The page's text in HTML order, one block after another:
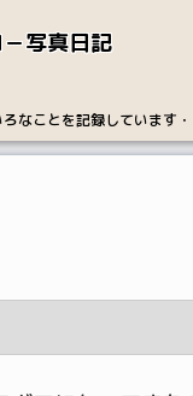
写真日記
なことを記録しています・